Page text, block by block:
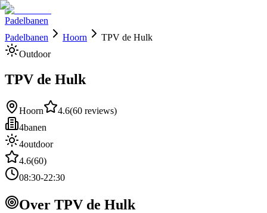
Padelbanen
Padelbanen
Hoorn
TPV de Hulk
Outdoor
TPV de Hulk
Hoorn 4.6(60 reviews)
4banen
4outdoor
4.6(60)
08:30-22:30
Over TPV de Hulk